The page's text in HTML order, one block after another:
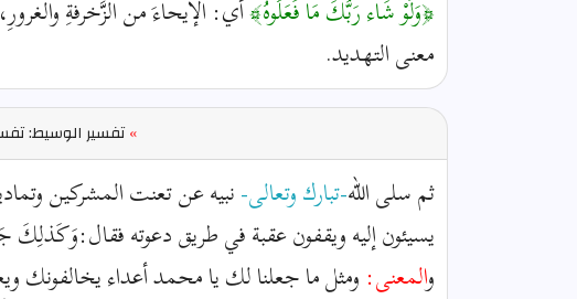
﴿وَلَوْ شَاء رَبُّكَ مَا فَعَلُوهُ﴾أي: الإيحاءَ من الزَّخرفةِ والغرورِ،
معنى التهديد.
»تفسير الوسيط:
ثم سلى الله-تبارك وتعالى-نبيه عن تعنت المشركين
يسيئون إليه ويقفون عقبة في طريق دعوته
والمعنى: ومثل ما جعلنا لك يا محمد أعداء يخالفونك